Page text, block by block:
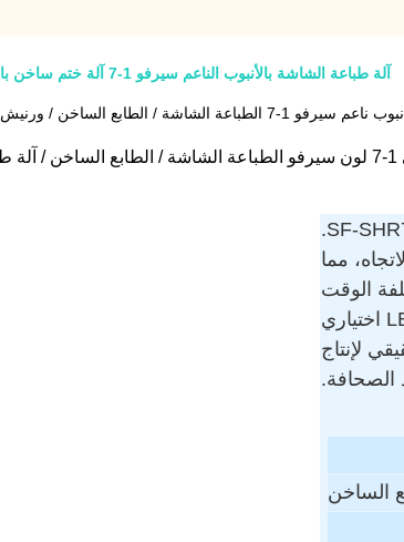
آلة طباعة الشاشة بالأنبوب الناعم سيرفو 1-7 آلة ختم ساخن بالورنيش الكل في واحد
مما
الوقت
لإنتاج
الساخن